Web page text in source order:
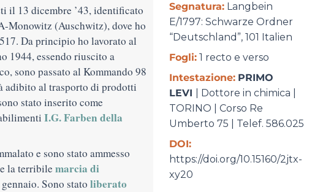
il 13 dicembre ’43, identificato
Monowitz (Auschwitz), dove ho
Da principio ho lavorato al
1944, essendo riuscito a
sono passato al Kommando 98
adibito al trasporto di prodotti
stato inserito come
I.G. Farben della
e sono stato ammesso
la terribile marcia di
Sono stato liberato
Segnatura:Langbein
E/1797: Schwarze Ordner
“Deutschland”, 101 Italien
Fogli:1 recto e verso
Intestazione: PRIMO
LEVI
| Dottore in chimica |
TORINO | Corso Re
Umberto 75 | Telef. 586.025
DOI:
https://doi.org/10.15160/2jtx-
xy20